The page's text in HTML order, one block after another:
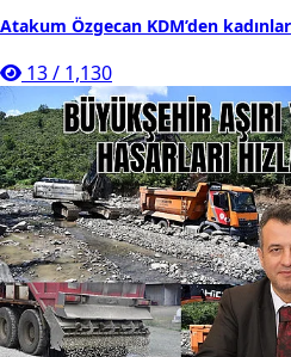
Atakum Özgecan KDM’den
13/ 1,130